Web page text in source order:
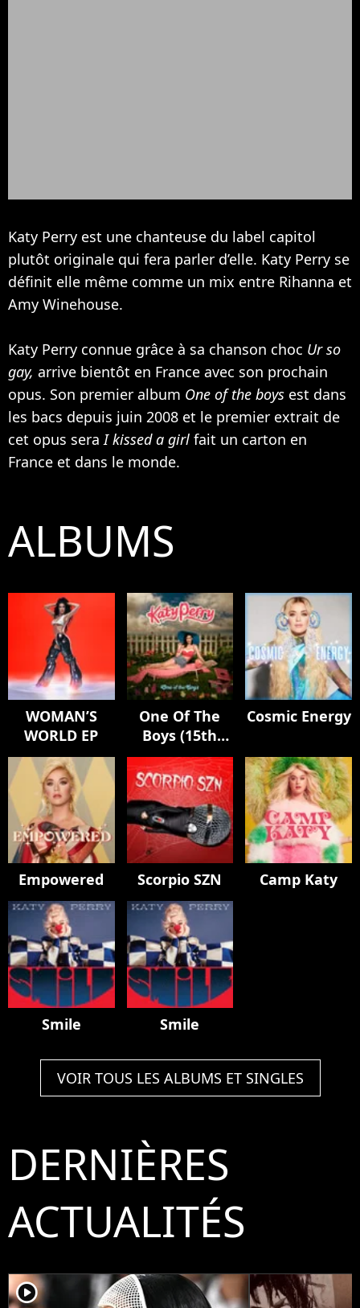
Katy Perry est une chanteuse du label capitol
plutôt originale qui fera parler d’elle. Katy Perry se
définit elle même comme un mix entre Rihanna et
Amy Winehouse.
Katy Perry connue grâce à sa chanson choc Ur so
gay, arrive bientôt en France avec son prochain
opus. Son premier album One of the boys est dans
les bacs depuis juin 2008 et le premier extrait de
cet opus seraI kissed a girl fait un carton en
France et dans le monde.
ALBUMS
WOMAN’S
WORLD EP
One Of The
Boys (15th
Anniversary
Edition)
Cosmic Energy
Empowered Scorpio SZN Camp Katy
Smile Smile
VOIR TOUS LES ALBUMS ET SINGLES
DERNIÈRES
ACTUALITÉS
player2